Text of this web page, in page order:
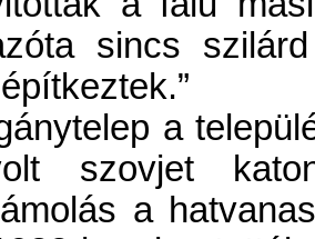
sincs
a
szovjet
a